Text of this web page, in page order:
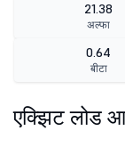
21.38
अल्फा
0.64
बीटा
एक्झिट लोड